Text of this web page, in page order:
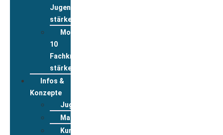
Jugend
stärken
Modul
10
Fachkräfte
stärken
Infos &
Konzepte
Jugendwohnkonzepte
Materialpool
Kurzportraits